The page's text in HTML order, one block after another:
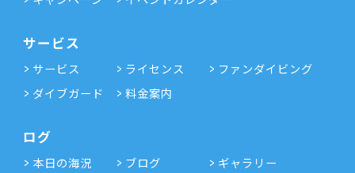
サービス
サービス ライセンス
ファンダイビング
ダイブガード
料金案内
ログ
本日の海況 ブログ ギャラリー